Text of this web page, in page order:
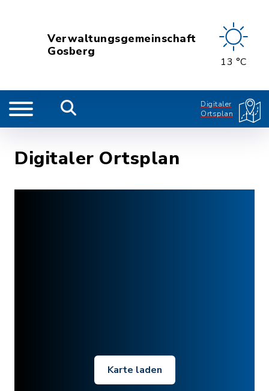
Verwaltungsgemeinschaft
Gosberg
13 °C
Digitaler
Ortsplan
Digitaler Ortsplan
Karte laden